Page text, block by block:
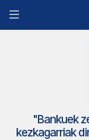
"Bankuek
kezkagarriak